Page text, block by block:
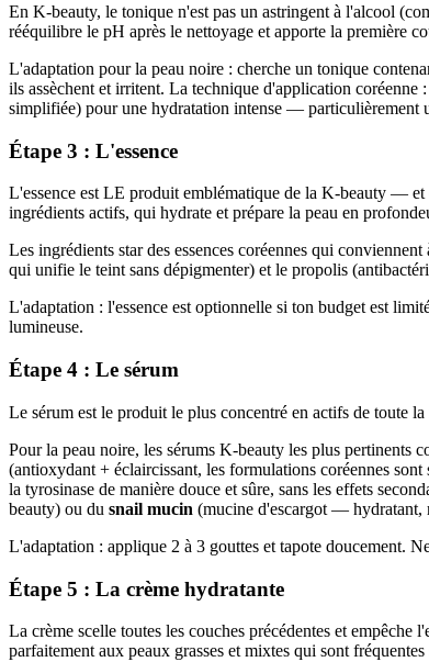
En K-beauty, le tonique n'est pas un astringent à l'alcool
rééquilibre le pH après le nettoyage et apporte la première
L'adaptation pour la peau noire : cherche un tonique
ils assèchent et irritent. La technique d'application
simplifiée) pour une hydratation intense — particulièrement
Étape 3 : L'essence
L'essence est LE produit emblématique de la K-beauty —
ingrédients actifs, qui hydrate et prépare la peau en
Les ingrédients star des essences coréennes qui
qui unifie le teint sans dépigmenter) et le propolis
L'adaptation : l'essence est optionnelle si ton budget est
lumineuse.
Étape 4 : Le sérum
Le sérum est le produit le plus concentré en actifs de toute
Pour la peau noire, les sérums K-beauty les plus pertinents
(antioxydant + éclaircissant, les formulations coréennes
la tyrosinase de manière douce et sûre, sans les effets
beauty) ou du snail mucin (mucine d'escargot — hydratant,
L'adaptation : applique 2 à 3 gouttes et tapote doucement.
Étape 5 : La crème hydratante
La crème scelle toutes les couches précédentes et
parfaitement aux peaux grasses et mixtes qui sont